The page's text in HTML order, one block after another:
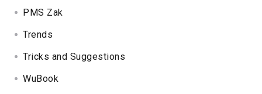
PMS Zak
Trends
Tricks and Suggestions
WuBook